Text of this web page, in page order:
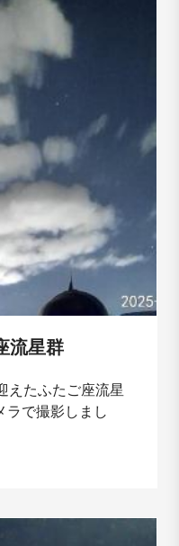
星群
えたふたご座流星
ラで撮影しまし